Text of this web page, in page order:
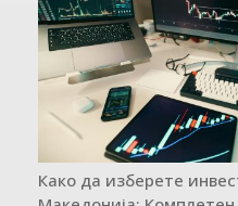
Како да изберете